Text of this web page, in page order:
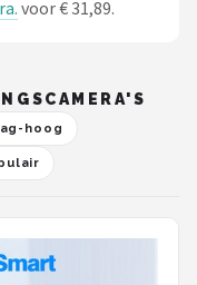
voor € 31,89.
hoog